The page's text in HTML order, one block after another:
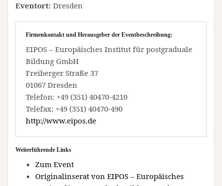
Eventort: Dresden
Firmenkontakt und Herausgeber der Eventbeschreibung:
EIPOS – Europäisches Institut für postgraduale
Bildung GmbH
Freiberger Straße 37
01067 Dresden
Telefon: +49 (351) 40470-4210
Telefax: +49 (351) 40470-490
http://www.eipos.de
Weiterführende Links
Zum Event
Originalinserat von EIPOS – Europäisches